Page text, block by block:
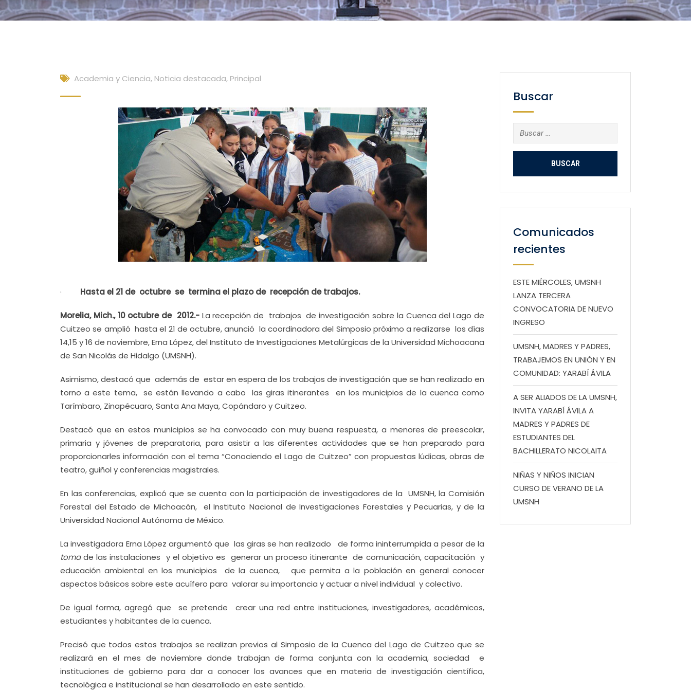
Academia y Ciencia, Noticia destacada, Principal
· Hasta el 21 de octubre se termina el plazo de recepción de trabajos.
Morelia, Mich., 10 octubre de 2012.-La recepción de trabajos de investigación sobre la Cuenca del Lago de
Cuitzeo se amplió hasta el 21 de octubre, anunció la coordinadora del Simposio próximo a realizarse los días
14,15 y 16 de noviembre, Erna López, del Instituto de Investigaciones Metalúrgicas de la Universidad Michoacana
de San Nicolás de Hidalgo (UMSNH).
Asimismo, destacó que además de estar en espera de los trabajos de investigación que se han realizado en
torno a este tema, se están llevando a cabo las giras itinerantes en los municipios de la cuenca como
Tarímbaro, Zinapécuaro, Santa Ana Maya, Copándaro y Cuitzeo.
Destacó que en estos municipios se ha convocado con muy buena respuesta, a menores de preescolar,
primaria y jóvenes de preparatoria, para asistir a las diferentes actividades que se han preparado para
proporcionarles información con el tema “Conociendo el Lago de Cuitzeo” con propuestas lúdicas, obras de
teatro, guiñol y conferencias magistrales.
En las conferencias, explicó que se cuenta con la participación de investigadores de la UMSNH, la Comisión
Forestal del Estado de Michoacán, el Instituto Nacional de Investigaciones Forestales y Pecuarias, y de la
Universidad Nacional Autónoma de México.
La investigadora Erna López argumentó que las giras se han realizado de forma ininterrumpida a pesar de la
tomade las instalaciones y el objetivo es generar un proceso itinerante de comunicación, capacitación y
educación ambiental en los municipios de la cuenca, que permita a la población en general conocer
aspectos básicos sobre este acuífero para valorar su importancia y actuar a nivel individual y colectivo.
De igual forma, agregó que se pretende crear una red entre instituciones, investigadores, académicos,
estudiantes y habitantes de la cuenca.
Precisó que todos estos trabajos se realizan previos al Simposio de la Cuenca del Lago de Cuitzeo que se
realizará en el mes de noviembre donde trabajan de forma conjunta con la academia, sociedad e
instituciones de gobierno para dar a conocer los avances que en materia de investigación científica,
tecnológica e institucional se han desarrollado en este sentido.
Buscar
Buscar:
Comunicados
recientes
ESTE MIÉRCOLES, UMSNH
LANZA TERCERA
CONVOCATORIA DE NUEVO
INGRESO
UMSNH, MADRES Y PADRES,
TRABAJEMOS EN UNIÓN Y EN
COMUNIDAD: YARABÍ ÁVILA
A SER ALIADOS DE LA UMSNH,
INVITA YARABÍ ÁVILA A
MADRES Y PADRES DE
ESTUDIANTES DEL
BACHILLERATO NICOLAITA
NIÑAS Y NIÑOS INICIAN
CURSO DE VERANO DE LA
UMSNH